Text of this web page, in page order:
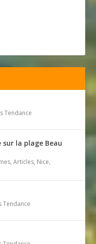
Tendance
la plage Beau
,Articles, Nice,
Tendance